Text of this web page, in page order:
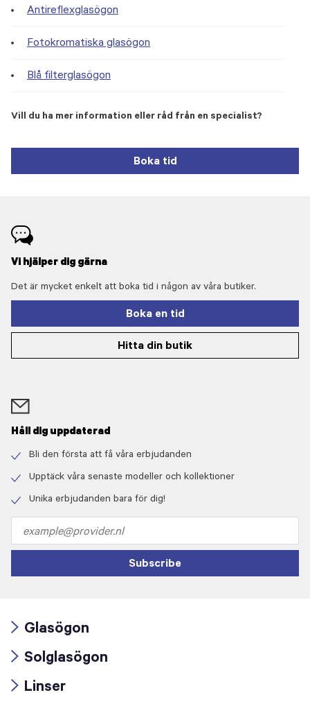
Antireflexglasögon
Fotokromatiska glasögon
Blå filterglasögon
Vill du ha mer information eller råd från en specialist?
Boka tid
Vi hjälper dig gärna
Det är mycket enkelt att boka tid i någon av våra butiker.
Boka en tid
Hitta din butik
Håll dig uppdaterad
icon
Bli den första att få våra erbjudanden
icon
Upptäck våra senaste modeller och kollektioner
Unika erbjudanden bara för dig!
address
Subscribe
icon
Glasögon
icon
Solglasögon
Linser